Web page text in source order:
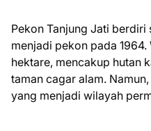
Pekon Tanjung Jati berdiri
menjadi pekon pada
hektare, mencakup hutan
taman cagar alam.
yang menjadi wilayah